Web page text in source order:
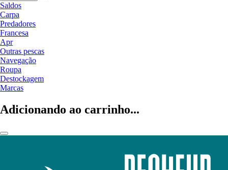
Saldos
Carpa
Predadores
Francesa
Apr
Outras pescas
Navegação
Roupa
Destockagem
Marcas
Adicionando ao carrinho...